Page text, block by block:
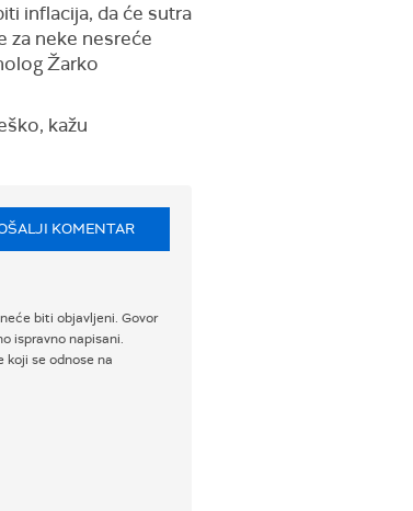
inflacija, da će sutra
za neke nesreće
Žarko
kažu
KOMENTAR
biti objavljeni. Govor
ispravno napisani.
koji se odnose na